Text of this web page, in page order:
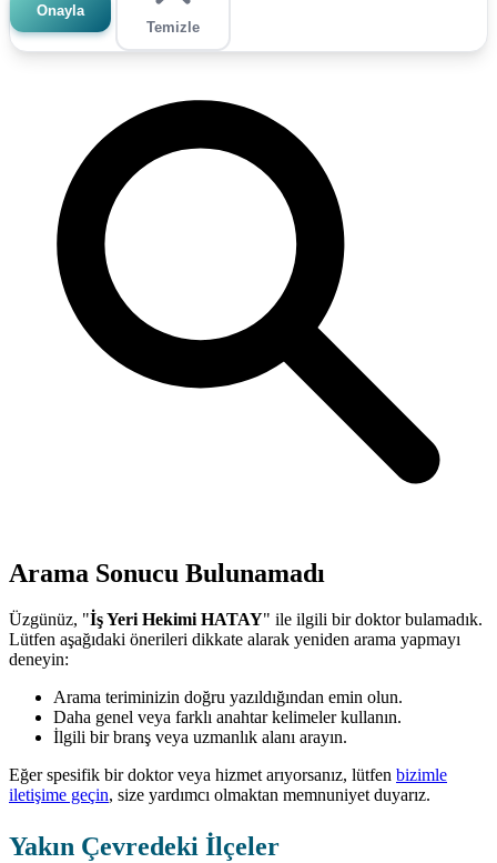
Onayla
Temizle
Arama Sonucu Bulunamadı
Üzgünüz, "İş Yeri Hekimi HATAY" ile ilgili bir doktor bulamadık.
Lütfen aşağıdaki önerileri dikkate alarak yeniden arama yapmayı
deneyin:
Arama teriminizin doğru yazıldığından emin olun.
Daha genel veya farklı anahtar kelimeler kullanın.
İlgili bir branş veya uzmanlık alanı arayın.
Eğer spesifik bir doktor veya hizmet arıyorsanız, lütfen bizimle
iletişime geçin, size yardımcı olmaktan memnuniyet duyarız.
Yakın Çevredeki İlçeler